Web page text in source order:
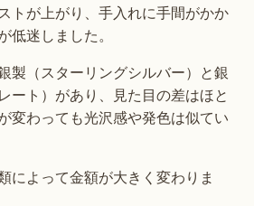
トが上がり、手入れに手間がかか
低迷しました。
製（スターリングシルバー）と銀
ート）があり、見た目の差はほと
変わっても光沢感や発色は似てい
によって金額が大きく変わりま